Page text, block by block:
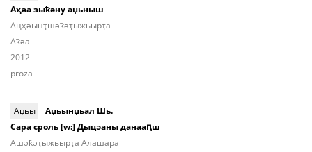
Аҳәа зыҟәну аџьныш
Aԥ­ҳәынҭ­шәҟәҭы­жьыр­ҭа
Aҟәа
2012
proza
Аџьы
Аџьынџьал Шь.
Сара сроль [w:] Дыцәаны данааԥш
Ашә­ҟәҭы­жьыр­ҭа Алашара